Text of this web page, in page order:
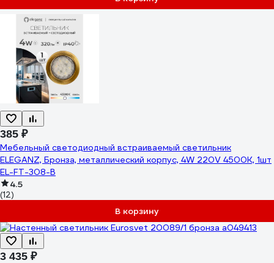
385 ₽
Мебельный светодиодный встраиваемый светильник
ELEGANZ, Бронза, металлический корпус, 4W 220V 4500K, 1шт
EL-FT-308-B
4.5
(12)
В корзину
3 435 ₽